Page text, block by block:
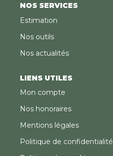
NOS SERVICES
Estimation
Nos outils
Nos actualités
LIENS UTILES
Mon compte
Nos honoraires
Mentions légales
Politique de confidentialité